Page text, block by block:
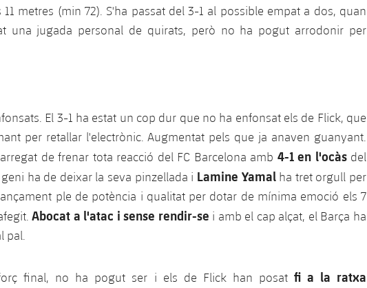
metres (min 72). S'ha passat del 3-1 al possible empat a dos, quan
una jugada personal de quirats, però no ha pogut arrodonir per
El 3-1 ha estat un cop dur que no ha enfonsat els de Flick, que
per retallar l'electrònic. Augmentat pels que ja anaven guanyant.
de frenar tota reacció del FC Barcelona amb 4-1 en l'ocàsdel
ha de deixar la seva pinzellada i Lamine Yamalha tret orgull per
ple de potència i qualitat per dotar de mínima emoció els 7
Abocat a l'atac i sense rendir-se i amb el cap alçat, el Barça ha
pal.
final, no ha pogut ser i els de Flick han posat fi a la ratxa